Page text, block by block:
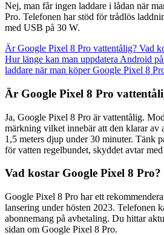
Nej, man får ingen laddare i lådan när
Pro. Telefonen har stöd för trådlös
med USB på 30 W.
Är Google Pixel 8 Pro vattentålig? Vad
Hur länge kan man uppdatera Android
laddare när man köper Google Pixel 8
Är Google Pixel 8 Pro
Ja, Google Pixel 8 Pro är vattentålig.
märkning vilket innebär att den klarar av
1,5 meters djup under 30 minuter. Tänk
för vatten regelbundet, skyddet avtar
Vad kostar Google Pixel 8 Pro?
Google Pixel 8 Pro har ett
lansering under hösten 2023. Telefonen
abonnemang på avbetaling. Du hittar
sidan om Google Pixel 8 Pro.